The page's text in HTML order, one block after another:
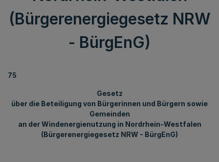
(Bürgerenergiegesetz NRW
- BürgEnG)
75
Gesetz
über die Beteiligung von Bürgerinnen und Bürgern sowie
Gemeinden
an der Windenergienutzung in Nordrhein-Westfalen
(Bürgerenergiegesetz NRW - BürgEnG)